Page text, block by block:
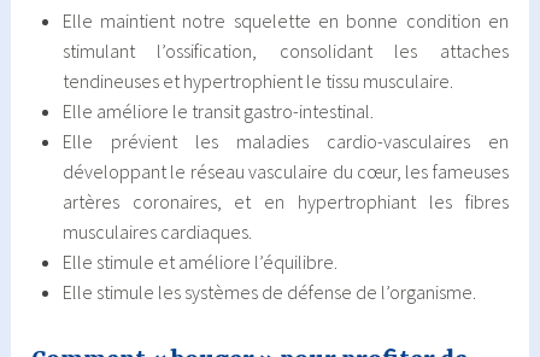
Elle maintient notre squelette en bonne condition en
stimulant l’ossification, consolidant les attaches
tendineuses et hypertrophient le tissu musculaire.
Elle améliore le transit gastro-intestinal.
Elle prévient les maladies cardio-vasculaires en
développant le réseau vasculaire du cœur, les fameuses
artères coronaires, et en hypertrophiant les fibres
musculaires cardiaques.
Elle stimule et améliore l’équilibre.
Elle stimule les systèmes de défense de l’organisme.